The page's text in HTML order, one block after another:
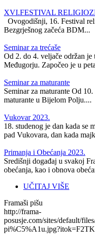
XVI.FESTIVAL
Ovogodišnji, 16. Festival
Bezgrješnog začeća BDM...
Seminar za trećaše
Od 2. do 4. veljače održan je
Međugorju. Započeo je u
Seminar za maturante
Seminar za maturante Od
maturante u Bijelom Polju....
Vukovar 2023.
18. studenog je dan kada se
pad Vukovara, dan kada
Primanja i Obećanja 2023.
Središnji događaj u svakoj
obećanja, kao i obnova
UČITAJ VIŠE
Framaši pišu
http://frama-
posusje.com/sites/default/